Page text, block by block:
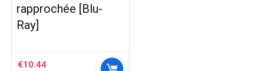
rapprochée [Blu-
Ray]
€10.44